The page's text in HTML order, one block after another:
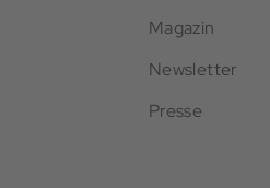
Magazin
Newsletter
Presse